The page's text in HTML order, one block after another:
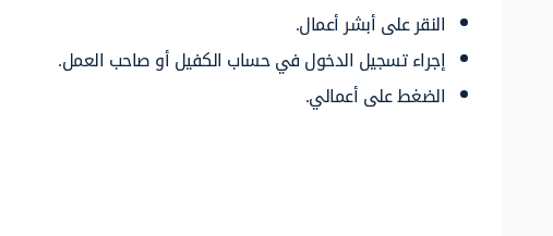
النقر على أبشر أعمال.
إجراء تسجيل الدخول في حساب الكفيل أو صاحب العمل.
الضغط على أعمالي.